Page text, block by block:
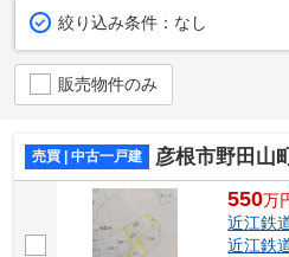
絞り込み条件： なし
販売物件のみ
売買 | 中古一戸建 彦根市野田山
550万
近江鉄
近江鉄